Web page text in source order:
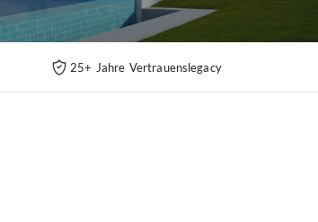
25+ Jahre Vertrauenslegacy